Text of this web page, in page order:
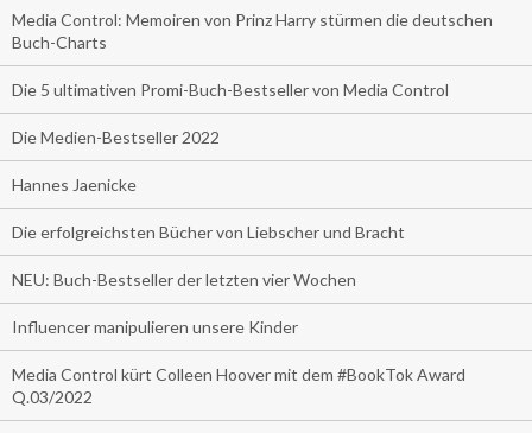
Media Control: Memoiren von Prinz Harry stürmen die deutschen
Buch-Charts
Die 5 ultimativen Promi-Buch-Bestseller von Media Control
Die Medien-Bestseller 2022
Hannes Jaenicke
Die erfolgreichsten Bücher von Liebscher und Bracht
NEU: Buch-Bestseller der letzten vier Wochen
Influencer manipulieren unsere Kinder
Media Control kürt Colleen Hoover mit dem #BookTok Award
Q.03/2022